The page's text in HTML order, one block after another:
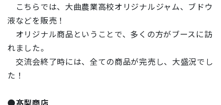
こちらでは、大曲農業高校オリジナルジャム、ブドウ
液などを販売！
オリジナル商品ということで、多くの方がブースに訪
れました。
交流会終了時には、全ての商品が完売し、大盛況でし
た！